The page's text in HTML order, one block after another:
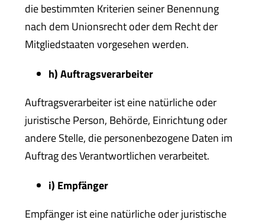
die bestimmten Kriterien seiner Benennung
nach dem Unionsrecht oder dem Recht der
Mitgliedstaaten vorgesehen werden.
h) Auftragsverarbeiter
Auftragsverarbeiter ist eine natürliche oder
juristische Person, Behörde, Einrichtung oder
andere Stelle, die personenbezogene Daten im
Auftrag des Verantwortlichen verarbeitet.
i) Empfänger
Empfänger ist eine natürliche oder juristische